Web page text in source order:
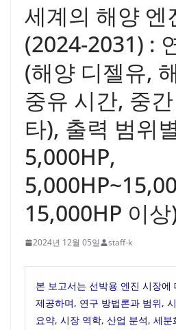
세계의 해양 엔
(2024-2031) :
(해양 디젤유,
중유 시간, 중
타), 출력 범위
5,000HP,
15,000HP 이상
2024년 12월 05일 staff-k
본 보고서는 선박용 엔진 시장에
제공하며, 연구 방법론과 범위,
요약, 시장 역학, 산업 분석, 세